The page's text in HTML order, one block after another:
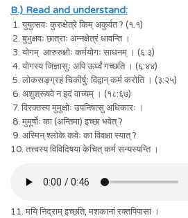
B.) Read and understand:
1. युयुत्सवः कुरुक्षेत्रे किम् अकुर्वत ? (१.१)
2. बुभुक्षवः छात्राः अन्नक्षेत्रं धावन्ति ।
3. योगम् आरुरुक्षोः कर्मयोगः साधनम् । (६:३)
4. योगस्य जिज्ञासुः अपि ऊर्ध्वं गच्छति । (६:४४)
5. लोकसङ्ग्रहं चिकीर्षुः विद्वान् कर्म करोति । (३:२५)
6. अशुश्रूषवे न इदं वाच्यम् । (१८:६७)
7. विरक्तस्य मुमुक्षोः उपनिषत्सु अधिकारः ।
8. मुमूर्षोः का (अन्तिमा) इच्छा भवेत् ?
9. अस्मिन् श्लोके कवेः का विवक्षा स्यात् ?
10. तत्त्वस्य विविदिषया केचित् कर्म सन्यस्यन्ति ।
11. मयि निद्राम् इच्छति, मशकानां रक्तपिपासा ।